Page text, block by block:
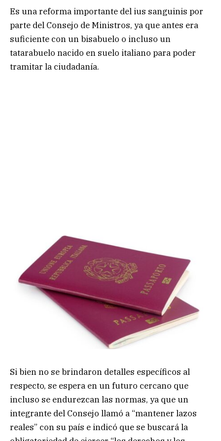
Es una reforma importante del ius sanguinis por
parte del Consejo de Ministros, ya que antes era
suficiente con un bisabuelo o incluso un
tatarabuelo nacido en suelo italiano para poder
tramitar la ciudadanía.
Si bien no se brindaron detalles específicos al
respecto, se espera en un futuro cercano que
incluso se endurezcan las normas, ya que un
integrante del Consejo llamó a “mantener lazos
reales” con su país e indicó que se buscará la